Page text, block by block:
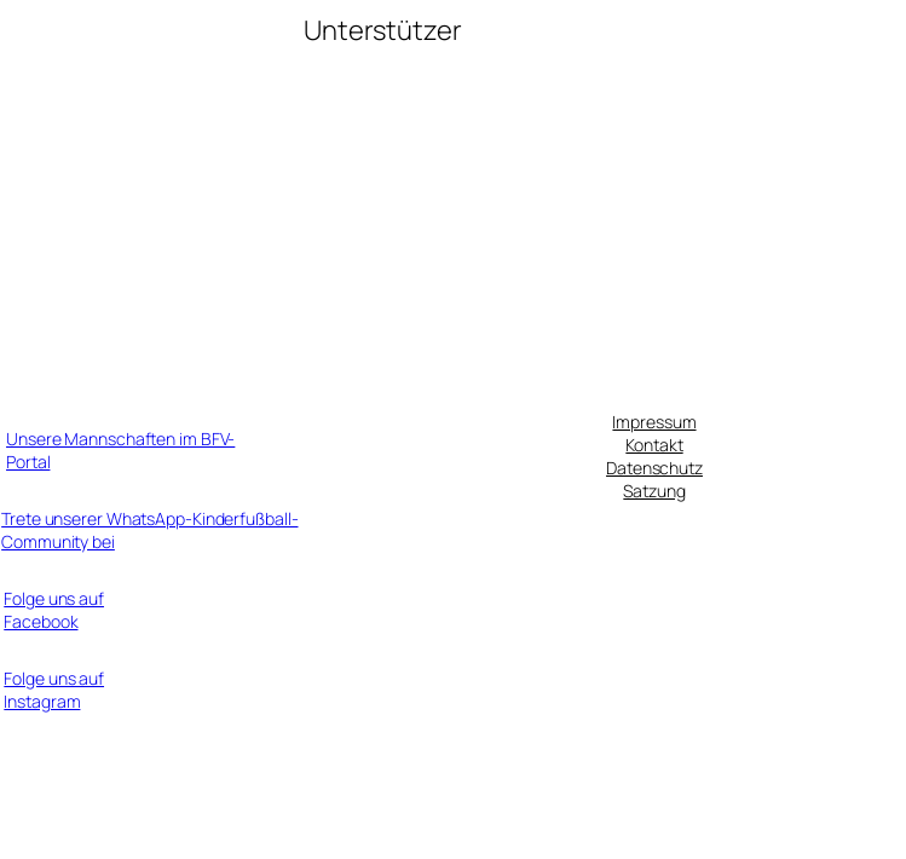
Unterstützer
Unsere Mannschaften im BFV-
Portal
Trete unserer WhatsApp-Kinderfußball-
Community bei
Folge uns auf
Facebook
Folge uns auf
Instagram
Impressum
Kontakt
Datenschutz
Satzung